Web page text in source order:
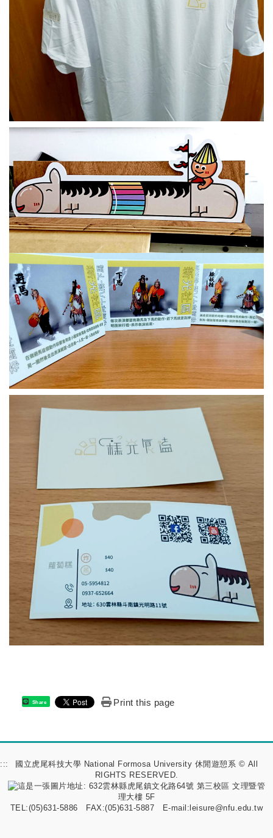
Share Print this page
:::
國立虎尾科技大學 National Formosa University 休閒遊憩系 © All
RIGHTS RESERVED.
地址: 632雲林縣虎尾鎮文化路64號 第三校區 文理暨管
理大樓 5F
TEL:(05)631-5886 FAX:(05)631-5887 E-mail: leisure@nfu.edu.tw